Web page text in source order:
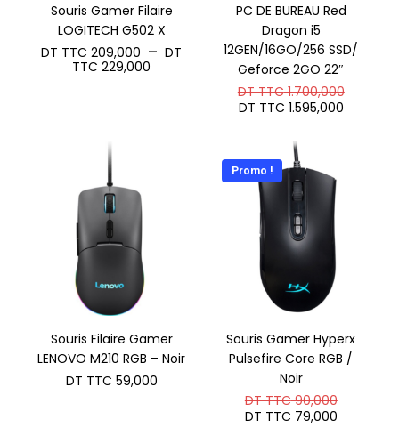
Souris Gamer Filaire
LOGITECH G502 X
DT TTC 209,000 – DT
TTC 229,000
TTC 229,000
PC DE BUREAU Red
Dragon i5
12GEN/16GO/256 SSD/
Geforce 2GO 22″
DT TTC1.700,000Le
DT TTC 1.595,000Le
Souris Filaire Gamer
LENOVO M210 RGB – Noir
DT TTC 59,000
Promo !
Souris Gamer Hyperx
Pulsefire Core RGB /
Noir
DT TTC90,000Le
prix
DT TTC 79,000Le